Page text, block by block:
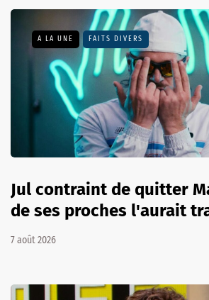
A LA UNE FAITS DIVERS
Jul contraint de quitter
de ses proches l'aurait
7 août 2026